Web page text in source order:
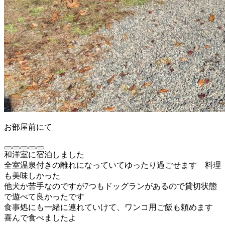
お部屋前にて
和洋室に宿泊しました
全室温泉付きの離れになっていてゆったり過ごせます 料理
も美味しかった
他犬か苦手なのですが7つもドッグランがあるので貸切状態
で遊べて良かったです
食事処にも一緒に連れていけて、ワンコ用ご飯も頼めます
喜んで食べましたよ